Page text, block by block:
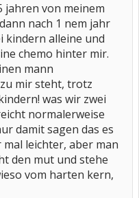
jahren von meinem
nach 1 nem jahr
kindern alleine und
chemo hinter mir.
mann
mir steht, trotz
was wir zwei
normalerweise
damit sagen das es
leichter, aber man
den mut und stehe
vom harten kern,